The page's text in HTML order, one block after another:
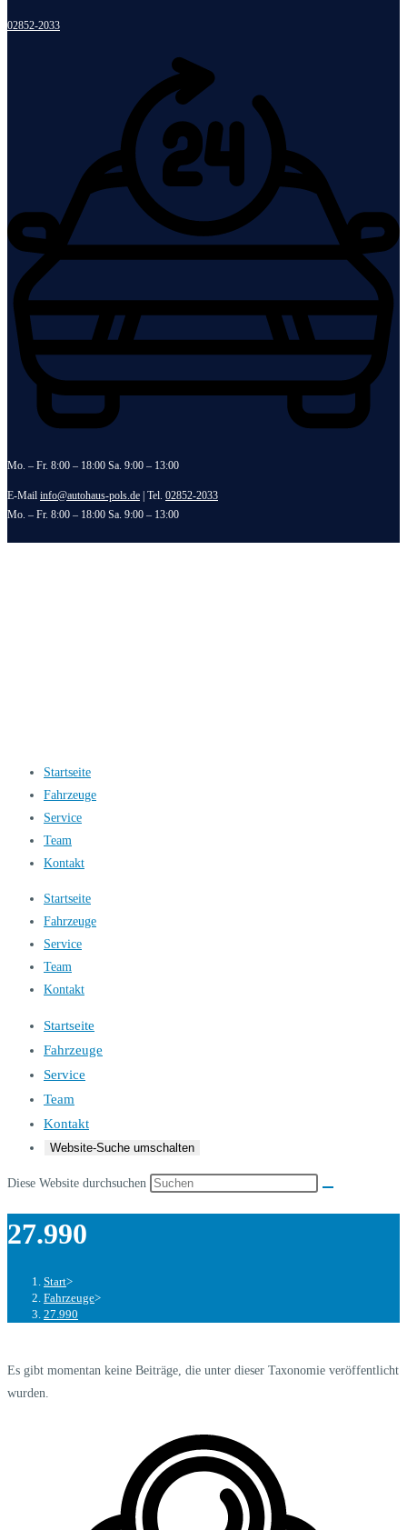
02852-2033
Mo. – Fr. 8:00 – 18:00 Sa. 9:00 – 13:00
E-Mail info@autohaus-pols.de | Tel. 02852-2033
Mo. – Fr. 8:00 – 18:00 Sa. 9:00 – 13:00
Startseite
Fahrzeuge
Service
Team
Kontakt
Startseite
Fahrzeuge
Service
Team
Kontakt
Startseite
Fahrzeuge
Service
Team
Kontakt
Website-Suche umschalten
Diese Website durchsuchen
27.990
Start>
Fahrzeuge>
27.990
Es gibt momentan keine Beiträge, die unter dieser Taxonomie veröffentlicht
wurden.